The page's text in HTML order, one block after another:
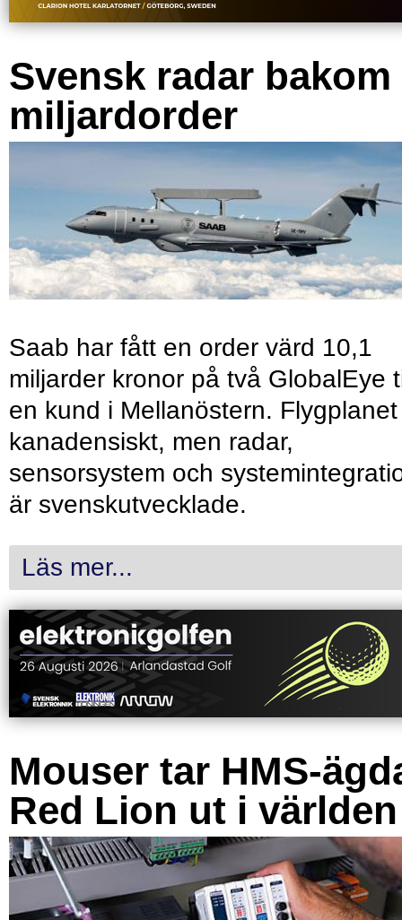
Svensk radar bakom
miljardorder
Saab har fått en order värd 10,1
miljarder kronor på två GlobalEye
en kund i Mellanöstern.
kanadensiskt, men radar,
sensorsystem och
är svenskutvecklade.
Läs mer...
Mouser tar HMS-
Red Lion ut i världen